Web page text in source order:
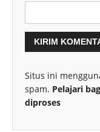
Situs ini
spam. Pelajari
diproses